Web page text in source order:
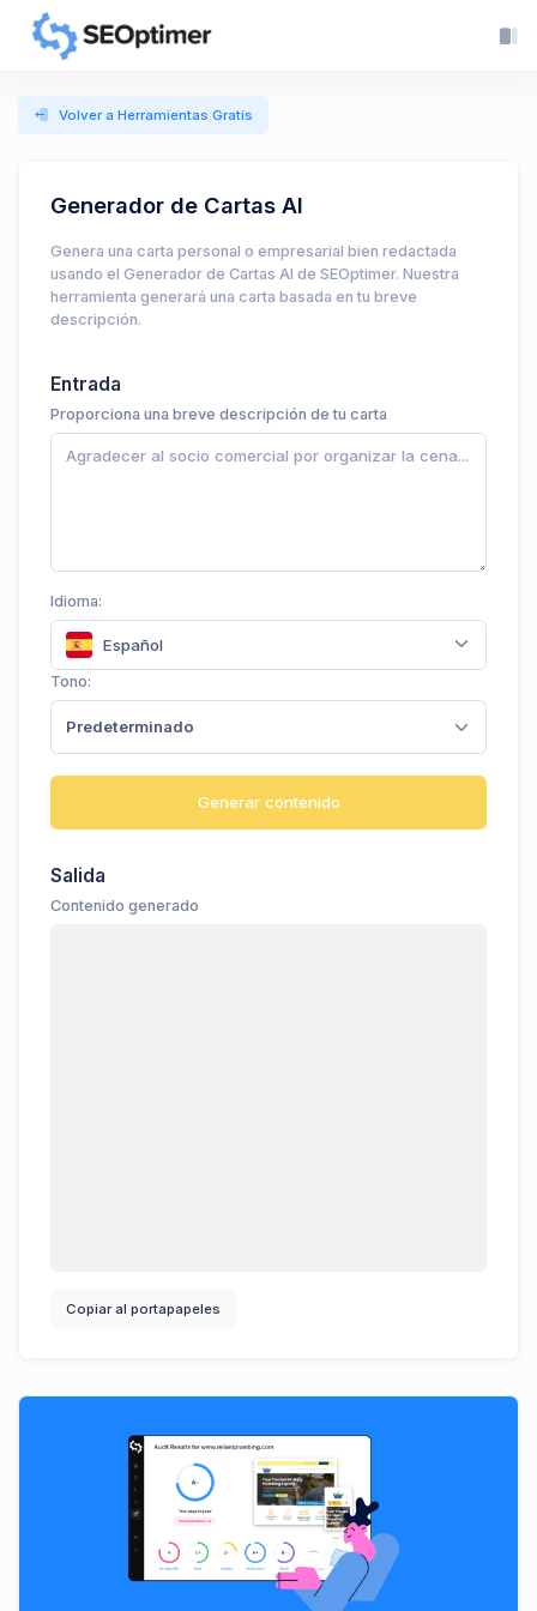
Volver a Herramientas Gratis
Generador de Cartas AI
Genera una carta personal o empresarial bien redactada
usando el Generador de Cartas AI de SEOptimer. Nuestra
herramienta generará una carta basada en tu breve
descripción.
Entrada
Proporciona una breve descripción de tu carta
Idioma:
Español
Tono:
Predeterminado
Generar contenido
Salida
Contenido generado
Copiar al portapapeles